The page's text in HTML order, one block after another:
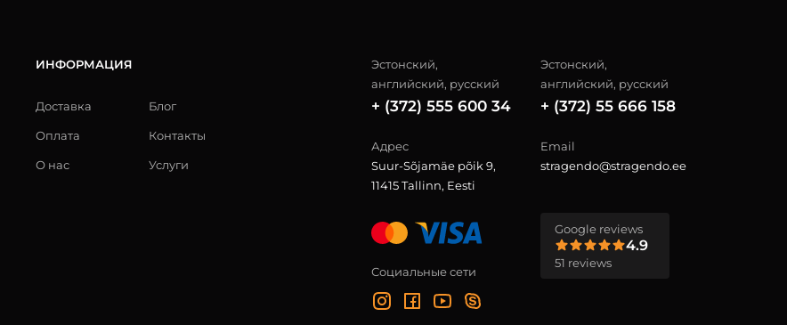
ИНФОРМАЦИЯ
Доставка
Оплата
О нас
Блог
Контакты
Услуги
Эстонский,
английский, русский
+ (372) 555 600 34
Эстонский,
английский, русский
+ (372) 55 666 158
Адрес
Suur-Sõjamäe põik 9,
11415 Tallinn, Eesti
Email
stragendo@stragendo.ee
Социальные сети
Google reviews
4.9
51 reviews